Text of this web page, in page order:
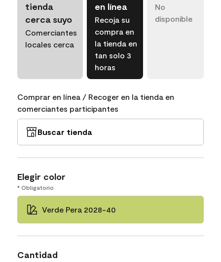
tienda
cerca suyo
Comerciantes
locales cerca
en línea
Recoja su
compra en
la tienda en
tan solo 3
horas
No
disponible
Comprar en línea / Recoger en la tienda en
comerciantes participantes
Buscar tienda
Elegir color
* Obligatorio
Verde Pera 2028-40
Cantidad